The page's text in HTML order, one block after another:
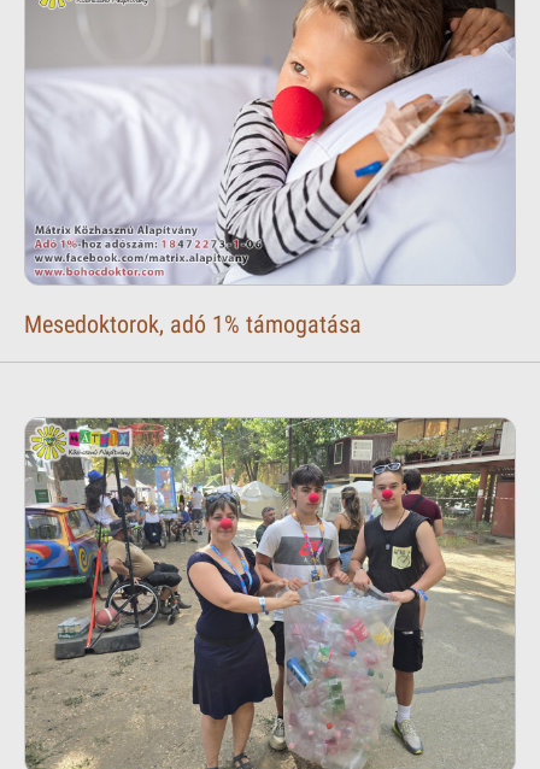
Mesedoktorok, adó 1% támogatása